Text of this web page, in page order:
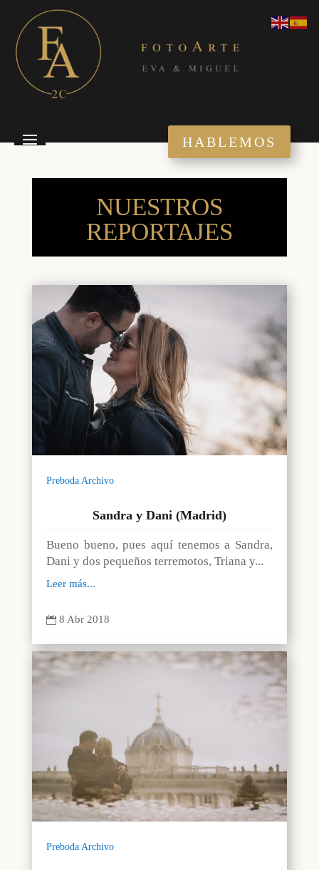
HABLEMOS
NUESTROS
REPORTAJES
Preboda Archivo
Sandra y Dani (Madrid)
Bueno bueno, pues aquí tenemos a Sandra,
Dani y dos pequeños terremotos, Triana y...
Leer más...
 8 Abr 2018
Preboda Archivo